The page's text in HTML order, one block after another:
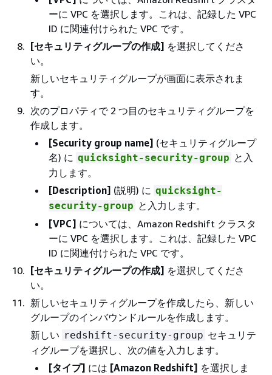
ーに VPC を選択します。これは、記録した VPC
ID に関連付けられた VPC です。
[セキュリティグループの作成] を選択してくださ
い。
新しいセキュリティグループが画面に表示されま
す。
次のプロパティで 2 つ目のセキュリティグループを
作成します。
[Security group name] (セキュリティグループ
名) に quicksight-security-group と入
力します。
[Description] (説明) に quicksight-
security-group と入力します。
[VPC] については、Amazon Redshift クラスタ
ーに VPC を選択します。これは、記録した VPC
ID に関連付けられた VPC です。
[セキュリティグループの作成] を選択してくださ
い。
新しいセキュリティグループを作成したら、新しい
グループのインバウンドルールを作成します。
新しい redshift-security-group セキュリテ
ィグループを選択し、次の値を入力します。
[タイプ] には [Amazon Redshift] を選択しま